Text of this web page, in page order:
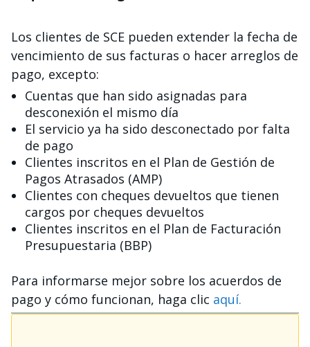
Los clientes de SCE pueden extender la fecha de
vencimiento de sus facturas o hacer arreglos de
pago, excepto:
Cuentas que han sido asignadas para
desconexión el mismo día
El servicio ya ha sido desconectado por falta
de pago
Clientes inscritos en el Plan de Gestión de
Pagos Atrasados (AMP)
Clientes con cheques devueltos que tienen
cargos por cheques devueltos
Clientes inscritos en el Plan de Facturación
Presupuestaria (BBP)
Para informarse mejor sobre los acuerdos de
pago y cómo funcionan, haga clic aquí.